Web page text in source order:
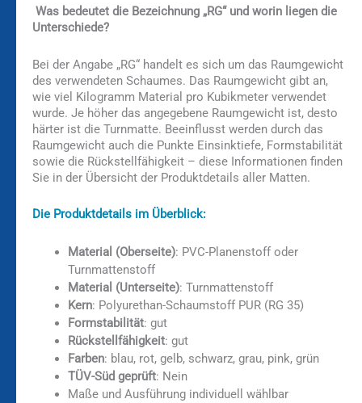
Was bedeutet die Bezeichnung „RG“ und worin liegen die
Unterschiede?
Bei der Angabe „RG“ handelt es sich um das Raumgewicht
des verwendeten Schaumes. Das Raumgewicht gibt an,
wie viel Kilogramm Material pro Kubikmeter verwendet
wurde. Je höher das angegebene Raumgewicht ist, desto
härter ist die Turnmatte. Beeinflusst werden durch das
Raumgewicht auch die Punkte Einsinktiefe, Formstabilität
sowie die Rückstellfähigkeit – diese Informationen finden
Sie in der Übersicht der Produktdetails aller Matten.
Die Produktdetails im Überblick:
Material (Oberseite): PVC-Planenstoff oder
Turnmattenstoff
Material (Unterseite): Turnmattenstoff
Kern: Polyurethan-Schaumstoff PUR (RG 35)
Formstabilität: gut
Rückstellfähigkeit: gut
Farben: blau, rot, gelb, schwarz, grau, pink, grün
TÜV-Süd geprüft: Nein
Maße und Ausführung individuell wählbar